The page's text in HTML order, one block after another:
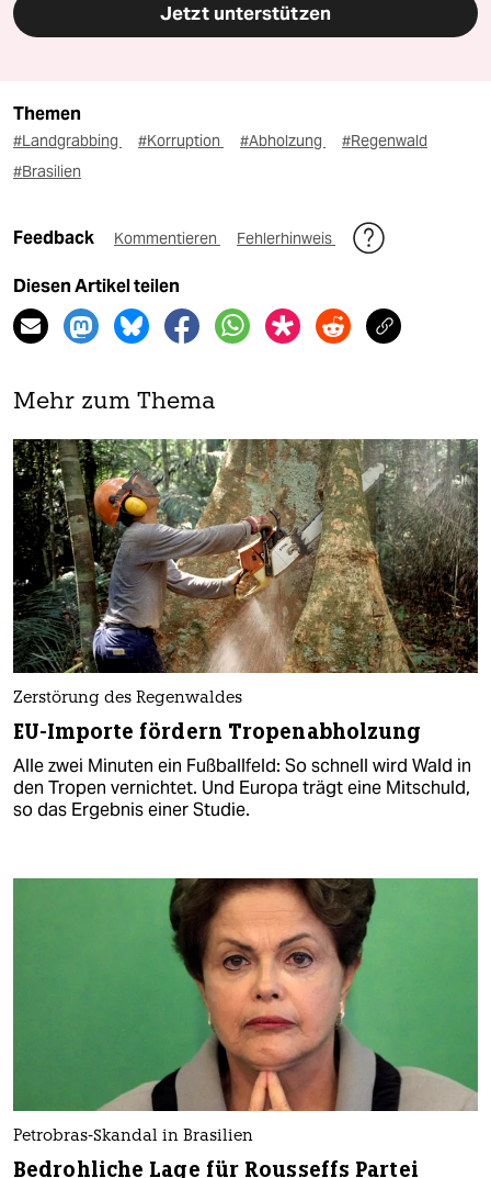
Jetzt unterstützen
Themen
#Landgrabbing #Korruption #Abholzung
#Regenwald
#Brasilien
Feedback Kommentieren Fehlerhinweis
Diesen Artikel teilen
Mehr zum Thema
Zerstörung des Regenwaldes
EU-Importe fördern Tropenabholzung
Alle zwei Minuten ein Fußballfeld: So schnell wird Wald in
den Tropen vernichtet. Und Europa trägt eine Mitschuld,
so das Ergebnis einer Studie.
Petrobras-Skandal in Brasilien
Bedrohliche Lage für Rousseffs Partei